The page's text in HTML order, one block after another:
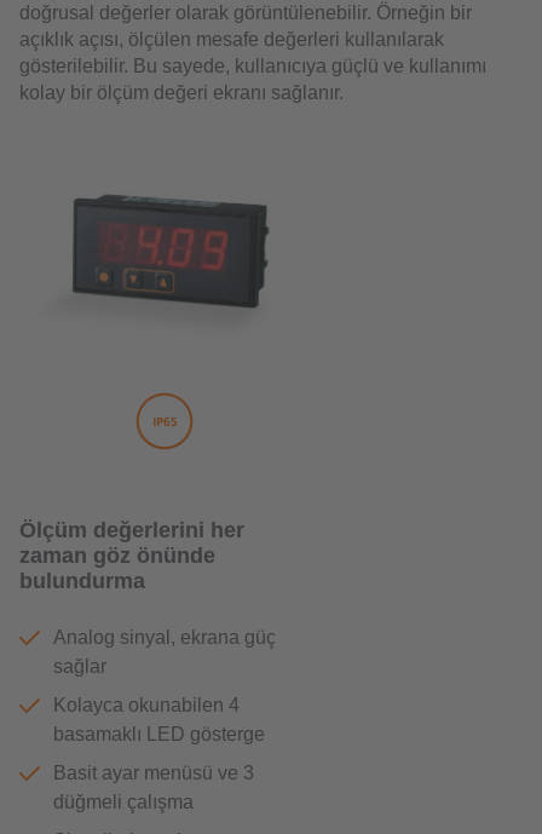
doğrusal değerler olarak görüntülenebilir. Örneğin bir
açıklık açısı, ölçülen mesafe değerleri kullanılarak
gösterilebilir. Bu sayede, kullanıcıya güçlü ve kullanımı
kolay bir ölçüm değeri ekranı sağlanır.
Ölçüm değerlerini her
zaman göz önünde
bulundurma
Analog sinyal, ekrana güç
sağlar
Kolayca okunabilen 4
basamaklı LED gösterge
Basit ayar menüsü ve 3
düğmeli çalışma